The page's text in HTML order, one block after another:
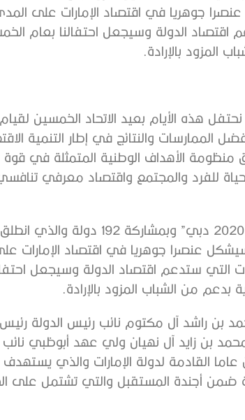
دولة سيشكل عنصرا جوهريا في اقتصاد الإمارات
اقتصاد الدولة وسيجعل احتفالنا بعام
المزود بالإرادة.
هذه الأيام بعيد الاتحاد الخمسين
الإمارات 2021 وفق أفضل الممارسات والنتائج في إطار
منظومة الأهداف الوطنية المتمثلة في قوة
للفرد والمجتمع واقتصاد معرفي
إن نجاح استضافة معرض “إكسبو 2020 دبي”
ويستمر حتى مارس 2022 سيشكل عنصرا جوهريا في اقتصاد
التي ستدعم اقتصاد الدولة وسيجعل
بدعم من الشباب المزود بالإرادة.
بن راشد آل مكتوم نائب رئيس الدولة
بن زايد آل نهيان ولي عهد أبوظبي نائب
القادمة لدولة الإمارات والذي
أجندة المستقبل والتي تشتمل على